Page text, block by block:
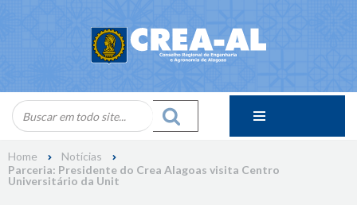
Home
Notícias
Parceria: Presidente do Crea Alagoas visita Centro
Universitário da Unit